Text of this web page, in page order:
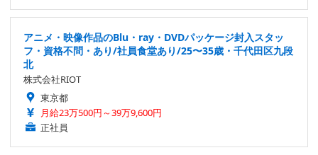
アニメ・映像作品のBlu・ray・DVDパッケージ封入スタッ
フ・資格不問・あり/社員食堂あり/25〜35歳・千代田区九段
北
株式会社RIOT
東京都
月給23万500円～39万9,600円
正社員